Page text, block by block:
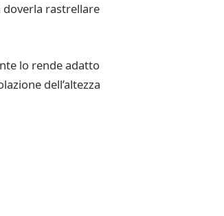
doverla rastrellare
lo rende adatto
dell’altezza